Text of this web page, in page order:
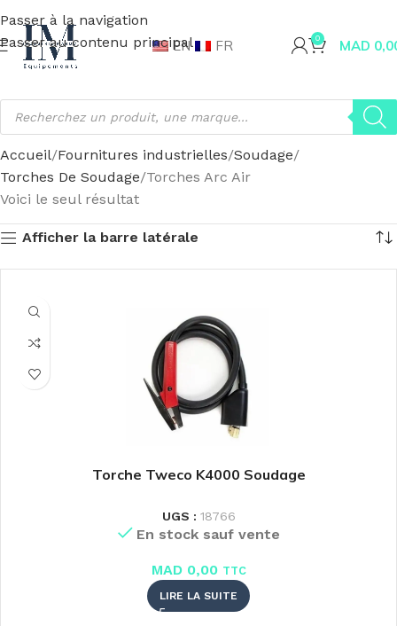
Passer à la navigation
Passer au contenu principal
EN FR 0 MAD
Accueil Fournitures industrielles Soudage
Torches De Soudage Torches Arc Air
Voici le seul résultat
Afficher la barre latérale
Torche Tweco K4000 Soudage
UGS : 18766
En stock sauf vente
MAD0,00 TTC
LIRE LA SUITE